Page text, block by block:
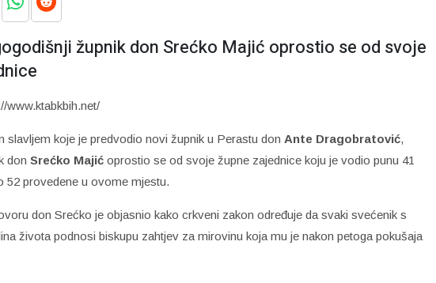
župnik don Srećko Majić oprostio se od svoje
www.ktabkbih.net/
slavljem koje je predvodio novi župnik u Perastu don Ante Dragobratović,
don Srećko Majić oprostio se od svoje župne zajednice koju je vodio punu 41
52 provedene u ovome mjestu.
don Srećko je objasnio kako crkveni zakon određuje da svaki svećenik s
života podnosi biskupu zahtjev za mirovinu koja mu je nakon petoga pokušaja